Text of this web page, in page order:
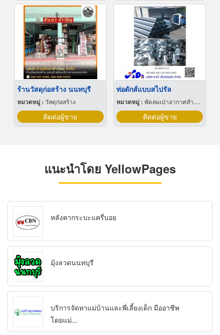
ร้านวัสดุก่อสร้าง นนทบุรี
หมวดหมู่ : วัสดุก่อสร้าง
ติดต่อผู้ขาย
ท่อดักส์แบบสไปรัล
หมวดหมู่ : พัดลมเป่าอากาศสำหรับอุตสาหกรรม
ติดต่อผู้ขาย
แนะนำโดย YellowPages
หลังคากระบะแครี่บอย
มุ้งลวดนนทบุรี
บริการจัดหาแม่บ้านและพี่เลี้ยงเด็ก มืออาชีพ
โดยแม่...